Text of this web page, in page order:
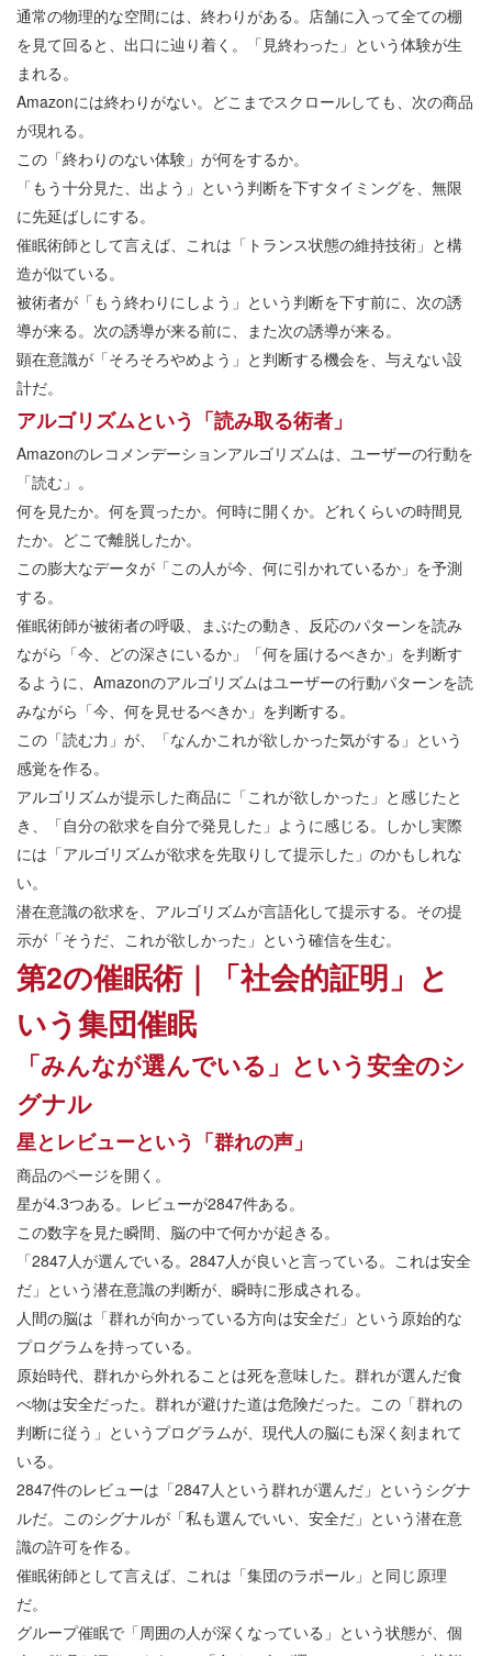
通常の物理的な空間には、終わりがある。店舗に入って全ての棚
を見て回ると、出口に辿り着く。「見終わった」という体験が生
まれる。
Amazonには終わりがない。どこまでスクロールしても、次の商品
が現れる。
この「終わりのない体験」が何をするか。
「もう十分見た、出よう」という判断を下すタイミングを、無限
に先延ばしにする。
催眠術師として言えば、これは「トランス状態の維持技術」と構
造が似ている。
被術者が「もう終わりにしよう」という判断を下す前に、次の誘
導が来る。次の誘導が来る前に、また次の誘導が来る。
顕在意識が「そろそろやめよう」と判断する機会を、与えない設
計だ。
アルゴリズムという「読み取る術者」
Amazonのレコメンデーションアルゴリズムは、ユーザーの行動を
「読む」。
何を見たか。何を買ったか。何時に開くか。どれくらいの時間見
たか。どこで離脱したか。
この膨大なデータが「この人が今、何に引かれているか」を予測
する。
催眠術師が被術者の呼吸、まぶたの動き、反応のパターンを読み
ながら「今、どの深さにいるか」「何を届けるべきか」を判断す
るように、Amazonのアルゴリズムはユーザーの行動パターンを読
みながら「今、何を見せるべきか」を判断する。
この「読む力」が、「なんかこれが欲しかった気がする」という
感覚を作る。
アルゴリズムが提示した商品に「これが欲しかった」と感じたと
き、「自分の欲求を自分で発見した」ように感じる。しかし実際
には「アルゴリズムが欲求を先取りして提示した」のかもしれな
い。
潜在意識の欲求を、アルゴリズムが言語化して提示する。その提
示が「そうだ、これが欲しかった」という確信を生む。
第2の催眠術｜「社会的証明」と
いう集団催眠
「みんなが選んでいる」という安全のシ
グナル
星とレビューという「群れの声」
商品のページを開く。
星が4.3つある。レビューが2847件ある。
この数字を見た瞬間、脳の中で何かが起きる。
「2847人が選んでいる。2847人が良いと言っている。これは安全
だ」という潜在意識の判断が、瞬時に形成される。
人間の脳は「群れが向かっている方向は安全だ」という原始的な
プログラムを持っている。
原始時代、群れから外れることは死を意味した。群れが選んだ食
べ物は安全だった。群れが避けた道は危険だった。この「群れの
判断に従う」というプログラムが、現代人の脳にも深く刻まれて
いる。
2847件のレビューは「2847人という群れが選んだ」というシグナ
ルだ。このシグナルが「私も選んでいい、安全だ」という潜在意
識の許可を作る。
催眠術師として言えば、これは「集団のラポール」と同じ原理
だ。
グループ催眠で「周囲の人が深くなっている」という状態が、個